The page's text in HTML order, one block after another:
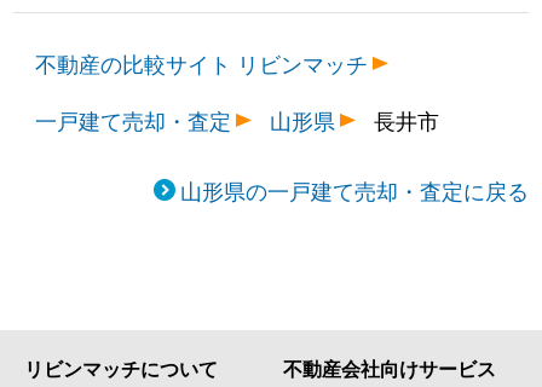
不動産の比較サイト リビンマッチ
一戸建て売却・査定
山形県 長井市
山形県の一戸建て売却・査定に戻る
リビンマッチについて 不動産会社向けサービス